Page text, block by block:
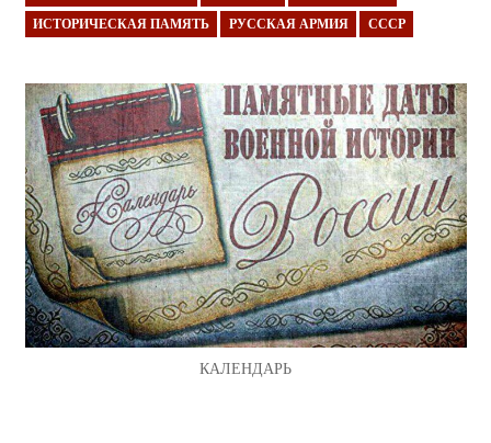
ИСТОРИЧЕСКАЯ ПАМЯТЬ РУССКАЯ АРМИЯ СССР
КАЛЕНДАРЬ